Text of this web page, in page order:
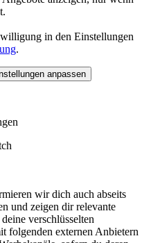
in den Einstellungen
.
anpassen
wir dich auch abseits
und zeigen dir relevante
verschlüsselten
folgenden externen Anbietern